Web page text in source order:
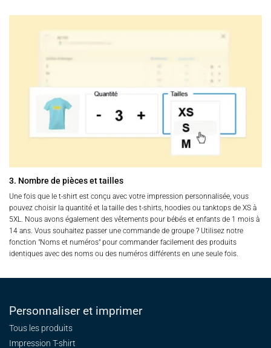
3. Nombre de pièces et tailles
Une fois que le t-shirt est conçu avec votre impression personnalisée, vous
pouvez choisir la quantité et la taille des t-shirts, hoodies ou tanktops de XS à
5XL. Nous avons également des vêtements pour bébés et enfants de 1 mois à
14 ans. Vous souhaitez passer une commande de groupe ? Utilisez notre
fonction "Noms et numéros" pour commander facilement des produits
identiques avec des noms ou des numéros différents en une seule fois.
Personnaliser et imprimer
Tous les produits
Impression T-shirt